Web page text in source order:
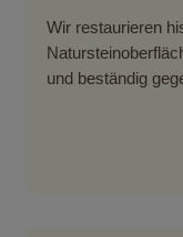
Wir restaurieren
und beständig